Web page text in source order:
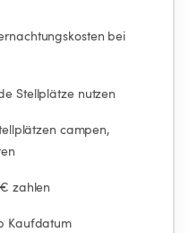
bei
Stellplätze nutzen
campen,
zahlen
Kaufdatum